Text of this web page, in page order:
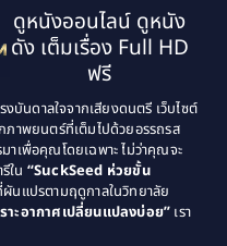
(134)
ก(21)
สิก(25)
(46)
1994
1992
1988
1986
1984
1982
ดูหนังออนไลน์ ดูหนัง
ดัง เต็มเรื่อง Full HD
ฟรี
นดาลใจจากเสียงดนตรี เว็บไซต์
ภาพยนตร์ที่เต็มไปด้วยอรรถรส
าเพื่อคุณโดยเฉพาะ ไม่ว่าคุณจะ
ใน “SuckSeed ห่วยขั้น
นแปรตามฤดูกาลในวิทยาลัย
าะอากาศเปลี่ยนแปลงบ่อย” เรา